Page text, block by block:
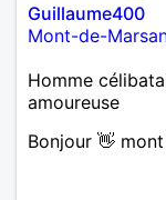
Guillaume400
Mont-de-
Homme
amoureuse
Bonjour 👋